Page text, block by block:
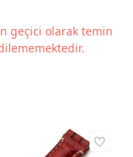
geçici olarak temin